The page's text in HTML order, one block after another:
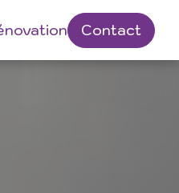
Contact